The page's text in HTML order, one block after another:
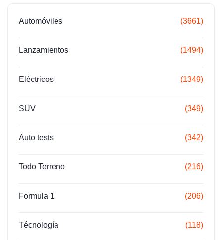
Automóviles (3661)
Lanzamientos (1494)
Eléctricos (1349)
SUV (349)
Auto tests (342)
Todo Terreno (216)
Formula 1 (206)
Técnología (118)